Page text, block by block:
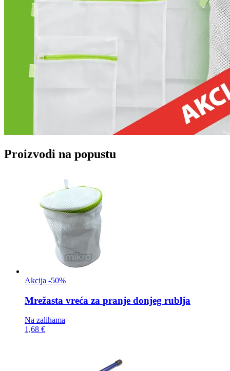
Proizvodi na popustu
Akcija -50%
Mrežasta vreća za pranje donjeg rublja
Na zalihama
1,68 €